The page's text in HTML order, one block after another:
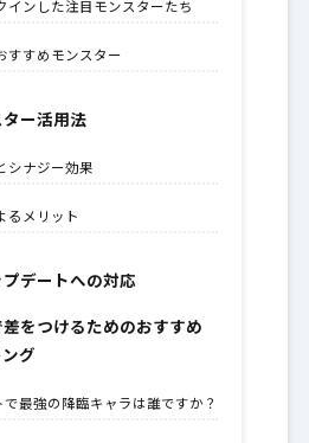
インした注目モンスターたち
すすめモンスター
ー活用法
シナジー効果
るメリット
デートへの対応
をつけるためのおすすめ
グ
で最強の降臨キャラは誰ですか？